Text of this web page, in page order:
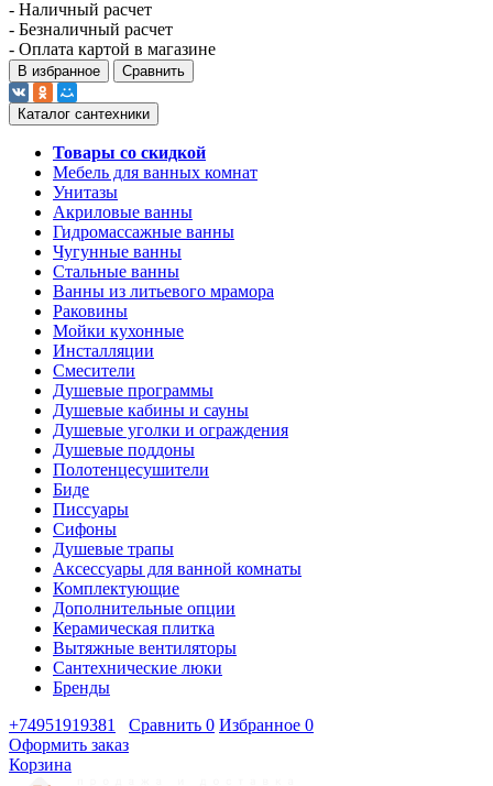
- Наличный расчет
- Безналичный расчет
- Оплата картой в магазине
В избранное Сравнить
Каталог сантехники
Товары со скидкой
Мебель для ванных комнат
Унитазы
Акриловые ванны
Гидромассажные ванны
Чугунные ванны
Стальные ванны
Ванны из литьевого мрамора
Раковины
Мойки кухонные
Инсталляции
Смесители
Душевые программы
Душевые кабины и сауны
Душевые уголки и ограждения
Душевые поддоны
Полотенцесушители
Биде
Писсуары
Сифоны
Душевые трапы
Аксессуары для ванной комнаты
Комплектующие
Дополнительные опции
Керамическая плитка
Вытяжные вентиляторы
Сантехнические люки
Бренды
+74951919381
Сравнить 0 Избранное 0
Оформить заказ
Корзина